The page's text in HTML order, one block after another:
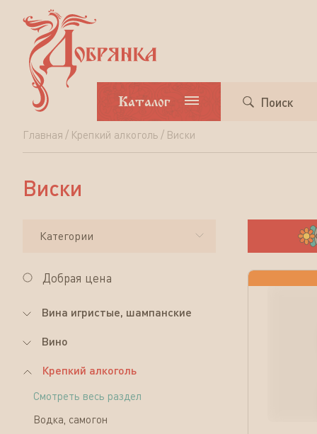
Каталог Поиск
Главная Крепкий алкоголь Виски
Виски
Виски
Категории
Добрая цена
Вина игристые, шампанские
Вино
Крепкий алкоголь
Смотреть весь раздел
Водка, самогон